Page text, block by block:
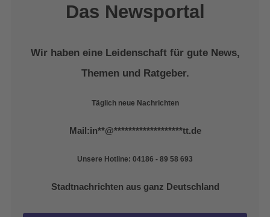
Das Newsportal
Wir haben eine Leidenschaft für gute News,
Themen und Ratgeber.
Täglich neue Nachrichten
Mail:in**@*******************tt.de
Unsere Hotline: 04186 - 89 58 693
Stadtnachrichten aus ganz Deutschland